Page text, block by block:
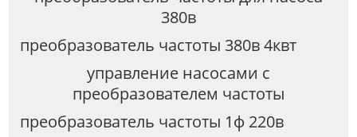
380в
преобразователь частоты 380в 4квт
управление насосами с
преобразователем частоты
преобразователь частоты 1ф 220в